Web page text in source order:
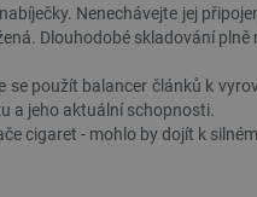
Nenechávejte jej
Dlouhodobé skladování
použít balancer článků k
a jeho aktuální schopnosti.
cigaret - mohlo by dojít k
29 minut
56 sekund
Tento soubor cookie
přínosné, aby bylo
1 rok
Tento soubor cookie se
souborů cookie na
zákonnými požadavky
cookie.